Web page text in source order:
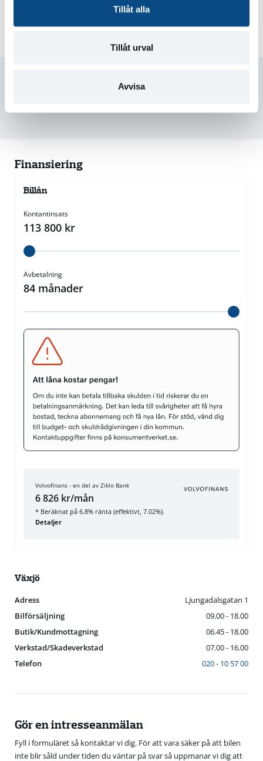
Tillåt alla
Tillåt urval
Avvisa
Vi hjälper dig med finansiering
Finansiering
Billån
Kontantinsats
113 800 kr
Avbetalning
84 månader
Volvofinans - en del av Ziklo Bank
6 826 kr/mån
* Beräknat på 6.8% ränta (effektivt, 7.02%).
Detaljer
Växjö
Adress
Ljungadalsgatan 1
Bilförsäljning
09.00 - 18.00
Butik/Kundmottagning
06.45 - 18.00
Verkstad/Skadeverkstad
07.00 - 16.00
Telefon
020 - 10 57 00
Gör en intresseanmälan
Fyll i formuläret så kontaktar vi dig. För att vara säker på att bilen
inte blir såld under tiden du väntar på svar så uppmanar vi dig att